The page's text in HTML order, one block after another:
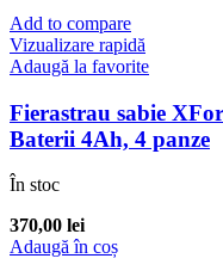
Add to compare
Vizualizare rapidă
Adaugă la favorite
Fierastrau sabie
Baterii 4Ah, 4 panze
În stoc
370,00 lei
Adaugă în coș